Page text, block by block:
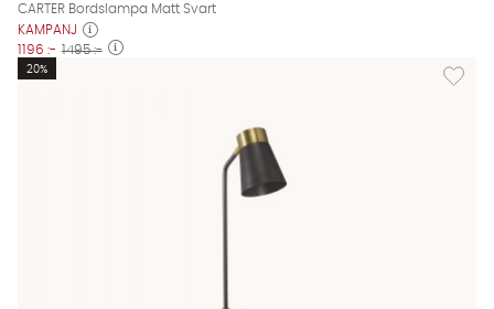
CARTER Bordslampa Matt Svart
KAMPANJ
1196 :- 1495 :-
Lägg
20%